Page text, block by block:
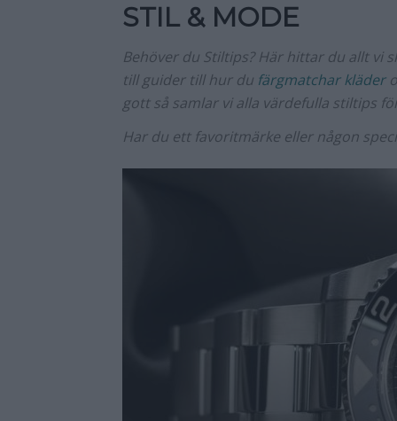
STIL & MODE
Behöver du Stiltips? Här hittar du allt vi
till guider till hur du färgmatchar kläder
gott så samlar vi alla värdefulla stiltips
Har du ett favoritmärke eller någon